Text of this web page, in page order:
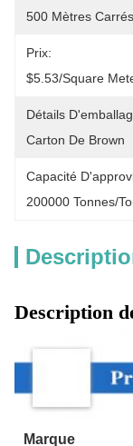
500 Mètres Carrés
Prix:
$5.53/square
Détails
Carton De Brown
Capacité
200000 Tonnes/
Description
Marque